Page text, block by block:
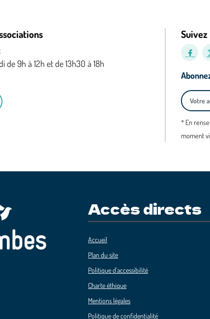
9h à 12h et de 13h30 à 18h
Suivez
* En
moment
Accès directs
Accueil
Plan du site
Politique d'accessibilité
Charte éthique
Mentions légales
Politique de confidentialité